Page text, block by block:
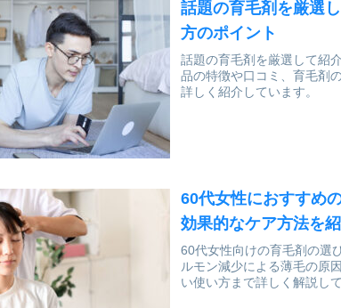
話題の育毛剤を厳選
方のポイント
話題の育毛剤を厳選して紹
品の特徴や口コミ、育毛剤
詳しく紹介しています。
60代女性におすすめ
効果的なケア方法を
60代女性向けの育毛剤の選
ルモン減少による薄毛の原
い使い方まで詳しく解説して